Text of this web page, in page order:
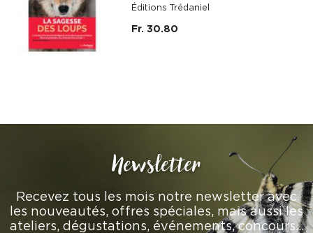
Éditions Trédaniel
Fr. 30.80
Newsletter
Recevez tous les mois notre newsletter avec
les nouveautés, offres spéciales, mais aussi les
ateliers, dégustations, événements, concours…